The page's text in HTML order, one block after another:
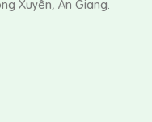
Xuyên, An Giang.